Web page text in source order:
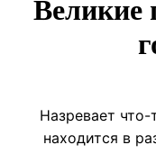
Великие
Назревает
находится в